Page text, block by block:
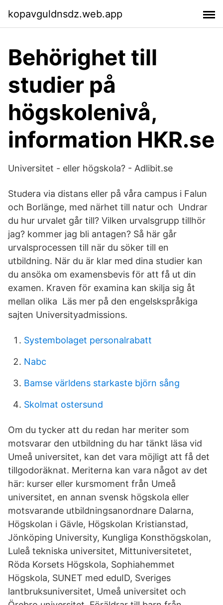
kopavguldnsdz.web.app
Behörighet till
studier på
högskolenivå,
information HKR.se
Universitet - eller högskola? - Adlibit.se
Studera via distans eller på våra campus i Falun
och Borlänge, med närhet till natur och Undrar
du hur urvalet går till? Vilken urvalsgrupp tillhör
jag? kommer jag bli antagen? Så här går
urvalsprocessen till när du söker till en
utbildning. När du är klar med dina studier kan
du ansöka om examensbevis för att få ut din
examen. Kraven för examina kan skilja sig åt
mellan olika Läs mer på den engelskspråkiga
sajten Universityadmissions.
Systembolaget personalrabatt
Nabc
Bamse världens starkaste björn sång
Skolmat ostersund
Om du tycker att du redan har meriter som
motsvarar den utbildning du har tänkt läsa vid
Umeå universitet, kan det vara möjligt att få det
tillgodoräknat. Meriterna kan vara något av det
här: kurser eller kursmoment från Umeå
universitet, en annan svensk högskola eller
motsvarande utbildningsanordnare Dalarna,
Högskolan i Gävle, Högskolan Kristianstad,
Jönköping University, Kungliga Konsthögskolan,
Luleå tekniska universitet, Mittuniversitetet,
Röda Korsets Högskola, Sophiahemmet
Högskola, SUNET med eduID, Sveriges
lantbruksuniversitet, Umeå universitet och